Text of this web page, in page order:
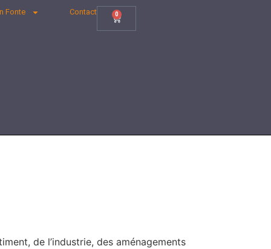
Fonte Contact 0
de l’industrie, des aménagements